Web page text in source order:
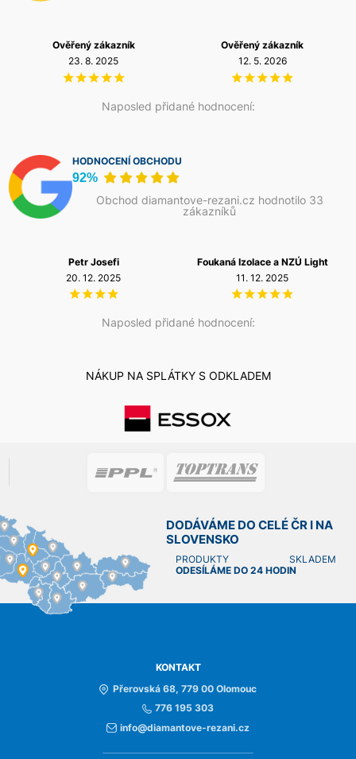
Naposled přidané hodnocení:
Ověřený zákazník
23. 8. 2025
Ověřený zákazník
12. 5. 2026
HODNOCENÍ OBCHODU
92%
Obchod diamantove-rezani.cz hodnotilo 33
zákazníků
Naposled přidané hodnocení:
Petr Josefi
20. 12. 2025
Foukaná Izolace a NZÚ Light
11. 12. 2025
NÁKUP NA SPLÁTKY S ODKLADEM
DODÁVÁME DO CELÉ ČR I NA
SLOVENSKO
PRODUKTY SKLADEM
ODESÍLÁME DO 24 HODIN
KONTAKT
Přerovská 68, 779 00 Olomouc
776 195 303
info@diamantove-rezani.cz